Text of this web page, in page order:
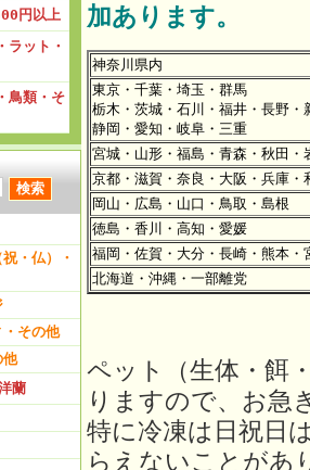
円以上
ラット・
鳥類・そ
・仏）・
その他
他
蘭
加あります。
神奈川県内
東京・千葉・埼玉・群馬
栃木・茨城・石川・福井・長野・
静岡・愛知・岐阜・三重
宮城・山形・福島・青森・秋田・
京都・滋賀・奈良・大阪・兵庫・
岡山・広島・山口・鳥取・島根
徳島・香川・高知・愛媛
福岡・佐賀・大分・長崎・熊本・
北海道・沖縄・一部離党
ペット（生体・餌
りますので、お急
特に冷凍は日祝日
らえないことがあ